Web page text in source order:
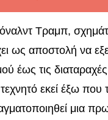
Τραμπ,
ως αποστολή να
έως τις
εκεί έξω
μια